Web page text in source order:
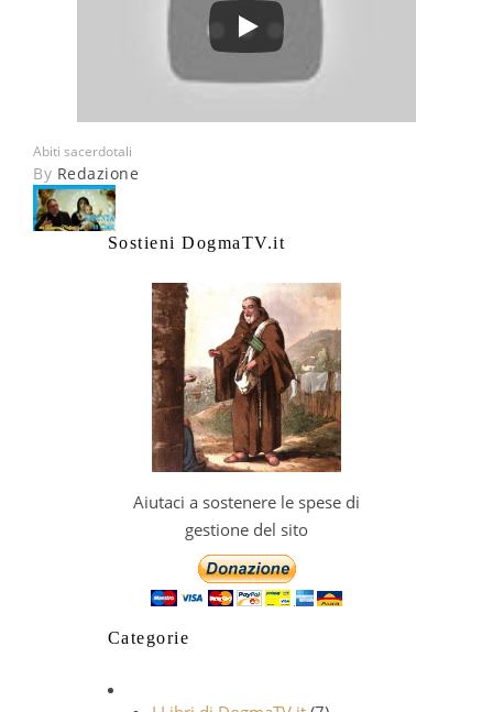
Abiti sacerdotali
By Redazione
Sostieni DogmaTV.it
Aiutaci a sostenere le spese di
gestione del sito
Categorie